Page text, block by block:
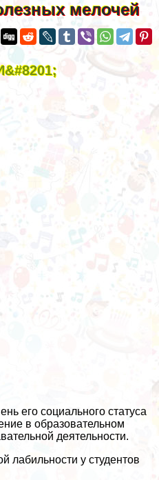
мелочей
его социального статуса
в образовательном
деятельности.
лабильности у студентов